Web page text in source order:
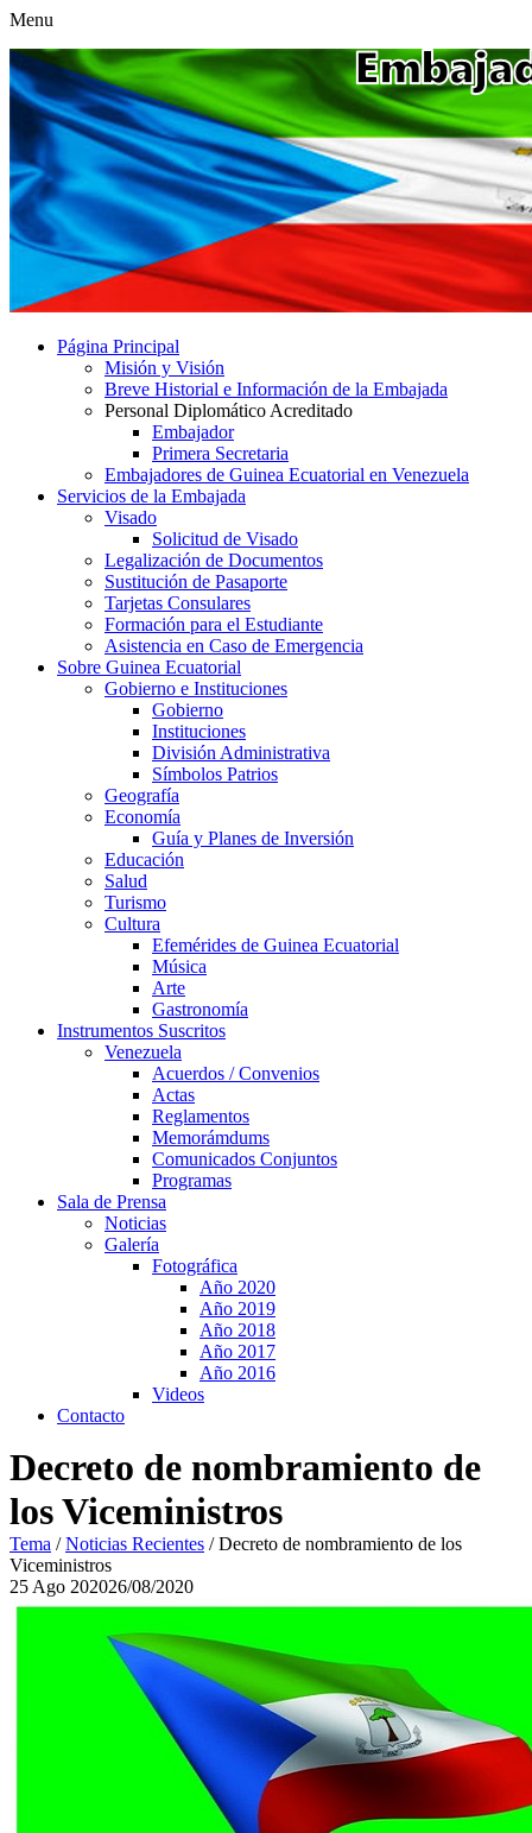
Menu
Página Principal
Misión y Visión
Breve Historial e Información de la Embajada
Personal Diplomático Acreditado
Embajador
Primera Secretaria
Embajadores de Guinea Ecuatorial en Venezuela
Servicios de la Embajada
Visado
Solicitud de Visado
Legalización de Documentos
Sustitución de Pasaporte
Tarjetas Consulares
Formación para el Estudiante
Asistencia en Caso de Emergencia
Sobre Guinea Ecuatorial
Gobierno e Instituciones
Gobierno
Instituciones
División Administrativa
Símbolos Patrios
Geografía
Economía
Guía y Planes de Inversión
Educación
Salud
Turismo
Cultura
Efemérides de Guinea Ecuatorial
Música
Arte
Gastronomía
Instrumentos Suscritos
Venezuela
Acuerdos / Convenios
Actas
Reglamentos
Memorámdums
Comunicados Conjuntos
Programas
Sala de Prensa
Noticias
Galería
Fotográfica
Año 2020
Año 2019
Año 2018
Año 2017
Año 2016
Videos
Contacto
Decreto de nombramiento de
los Viceministros
Tema /Noticias Recientes /Decreto de nombramiento de los
Viceministros
25 Ago 202026/08/2020